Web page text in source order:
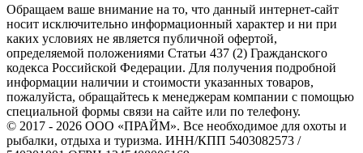
Обращаем ваше внимание на то, что данный интернет-сайт
носит исключительно информационный характер и ни при
каких условиях не является публичной офертой,
определяемой положениями Статьи 437 (2) Гражданского
кодекса Российской Федерации. Для получения подробной
информации наличии и стоимости указанных товаров,
пожалуйста, обращайтесь к менеджерам компании с помощью
специальной формы связи на сайте или по телефону.
© 2017 - 2026 ООО «ПРАЙМ». Все необходимое для охоты и
рыбалки, отдыха и туризма. ИНН/КПП 5403082573 /